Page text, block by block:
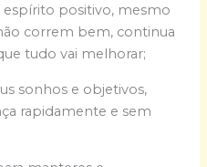
positivo, mesmo
correm bem, continua
tudo vai melhorar;
sonhos e objetivos,
rapidamente e sem